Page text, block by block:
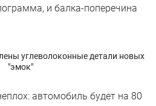
и балка-поперечина
углеволоконные детали новых
"эмок"
автомобиль будет на 80